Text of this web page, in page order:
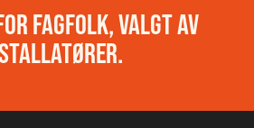
FAGFOLK, VALGT AV